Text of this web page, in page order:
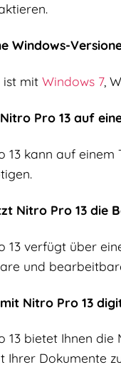
Windows-
ist mit Windows 7,
Pro 13 auf
13 kann auf
Nitro Pro 13 die
13 verfügt über
und
Nitro Pro 13
13 bietet Ihnen
Ihrer Dokumente